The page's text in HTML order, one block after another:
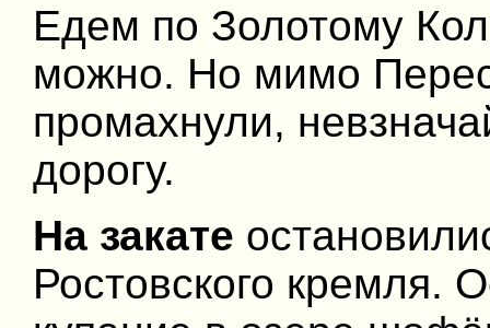
Едем по Золотому
можно. Но мимо
промахнули,
дорогу.
На закате
Ростовского кремля.